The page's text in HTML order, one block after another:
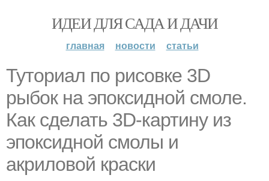
ИДЕИ ДЛЯ САДА И ДАЧИ
главная новости статьи
Туториал по рисовке 3D
рыбок на эпоксидной смоле.
Как сделать 3D-картину из
эпоксидной смолы и
акриловой краски